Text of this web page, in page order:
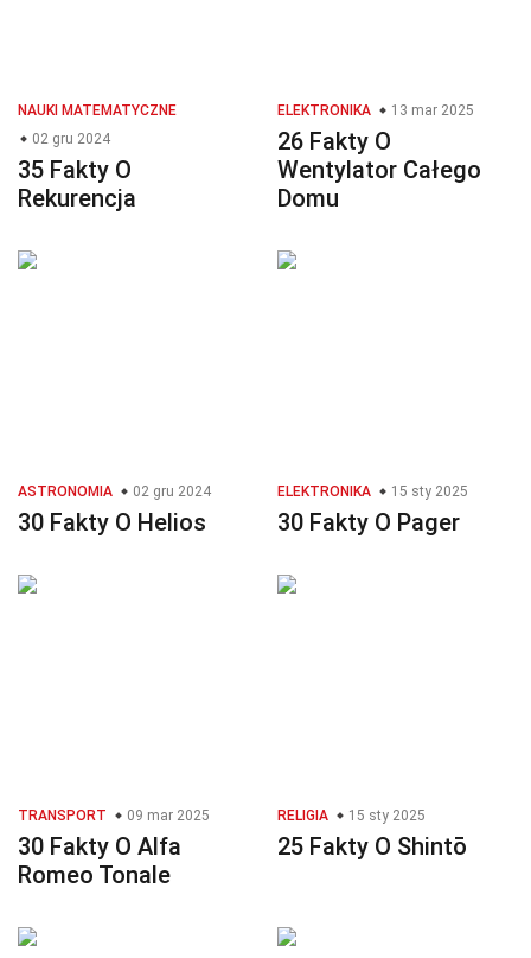
NAUKI MATEMATYCZNE
02 gru 2024
35 Fakty O
Rekurencja
ELEKTRONIKA 13 mar 2025
26 Fakty O
Wentylator Całego
Domu
ASTRONOMIA 02 gru 2024
30 Fakty O Helios
ELEKTRONIKA 15 sty 2025
30 Fakty O Pager
TRANSPORT 09 mar 2025
30 Fakty O Alfa
Romeo Tonale
RELIGIA 15 sty 2025
25 Fakty O Shintō